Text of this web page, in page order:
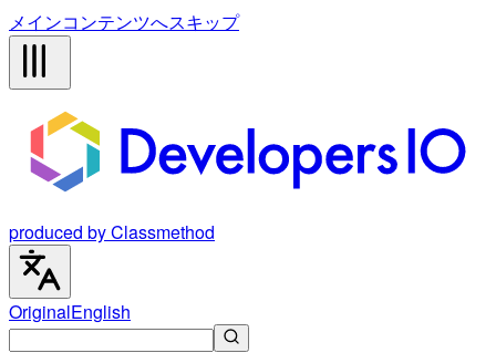
メインコンテンツへスキップ
produced by Classmethod
OriginalEnglish